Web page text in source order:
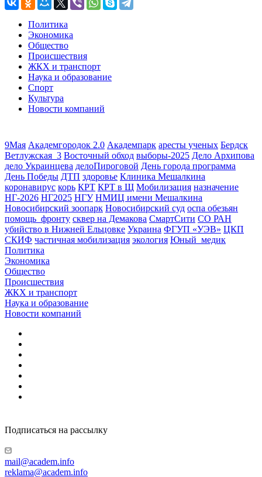
Политика
Экономика
Общество
Происшествия
ЖКХ и транспорт
Наука и образование
Спорт
Культура
Новости компаний
9Мая Академгородок 2.0 Академпарк аресты ученых Бердск
Ветлужская_3 Восточный обход выборы-2025 Дело Архипова
дело Украинцева делоПироговой День города программа
День Победы ДТП здоровье Клиника Мешалкина
коронавирус корь КРТ КРТ в Щ Мобилизация назначение
НГ-2026 НГ2025 НГУ НМИЦ имени Мешалкина
Новосибирский зоопарк Новосибирский суд оспа обезьян
помощь_фронту сквер на Демакова СмартСити СО РАН
убийство в Нижней Ельцовке Украина ФГУП «УЭВ» ЦКП
СКИФ частичная мобилизация экология Юный_медик
Политика
Экономика
Общество
Происшествия
ЖКХ и транспорт
Наука и образование
Новости компаний
Подписаться на рассылку
mail@academ.info
reklama@academ.info